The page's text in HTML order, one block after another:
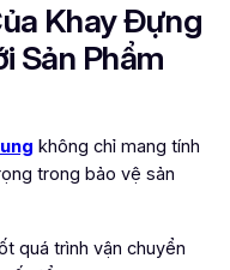
Khay Đựng
Sản Phẩm
không chỉ mang tính
trong bảo vệ sản
quá trình vận chuyển